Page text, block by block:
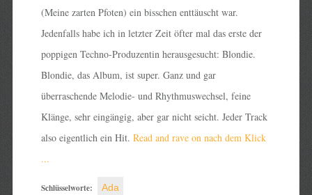
(Meine zarten Pfoten) ein bisschen enttäuscht war.
Jedenfalls habe ich in letzter Zeit öfter mal das erste der
poppigen Techno-Produzentin herausgesucht: Blondie.
Blondie, das Album, ist super. Ganz und gar
überraschende Melodie- und Rhythmuswechsel, feine
Klänge, sehr eingängig, aber gar nicht seicht. Jeder Track
also eigentlich ein Hit. Read and rave on nach dem Klick
...
Schlüsselworte: Ada